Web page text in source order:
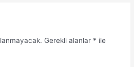
Gerekli alanlar * ile